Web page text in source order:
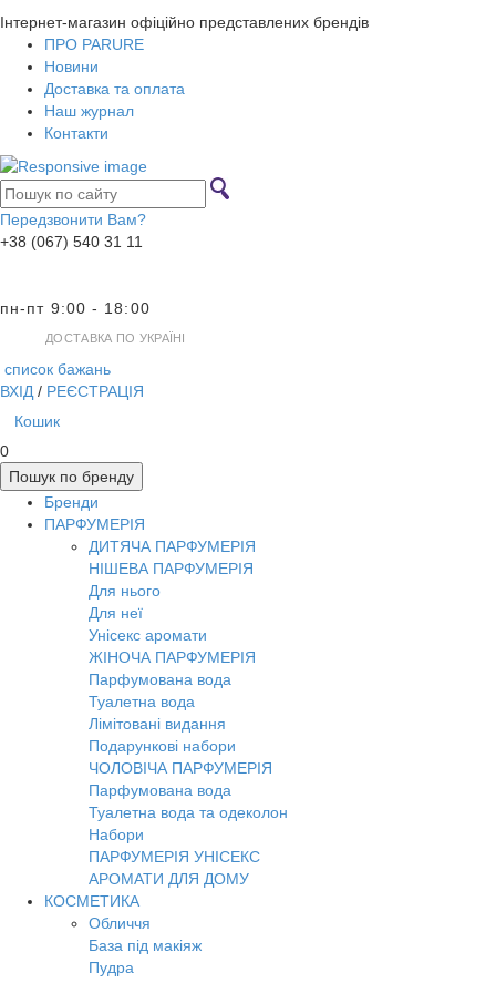
Інтернет-магазин офіційно представлених брендів
ПРО PARURE
Новини
Доставка та оплата
Наш журнал
Контакти
Передзвонити Вам?
+38 (067) 540 31 11
пн-пт 9:00 - 18:00
ДОСТАВКА ПО УКРАЇНІ
список бажань
ВХІД / РЕЄСТРАЦІЯ
Кошик
0
Пошук по бренду
Бренди
ПАРФУМЕРІЯ
ДИТЯЧА ПАРФУМЕРІЯ
НІШЕВА ПАРФУМЕРІЯ
Для нього
Для неї
Унісекс аромати
ЖІНОЧА ПАРФУМЕРІЯ
Парфумована вода
Туалетна вода
Лімітовані видання
Подарункові набори
ЧОЛОВІЧА ПАРФУМЕРІЯ
Парфумована вода
Туалетна вода та одеколон
Набори
ПАРФУМЕРІЯ УНІСЕКС
АРОМАТИ ДЛЯ ДОМУ
КОСМЕТИКА
Обличчя
База під макіяж
Пудра